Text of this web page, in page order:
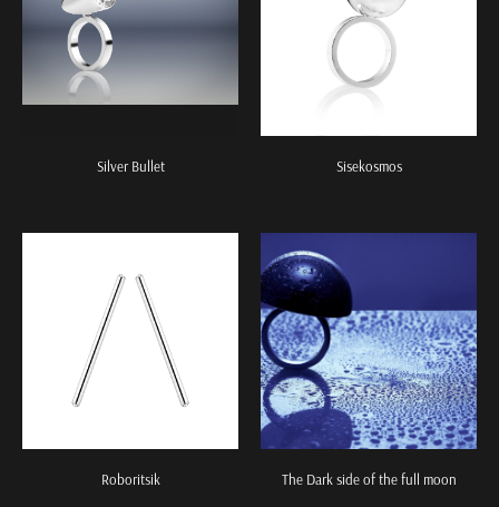
Silver Bullet Sisekosmos
Roboritsik The Dark side of the full moon